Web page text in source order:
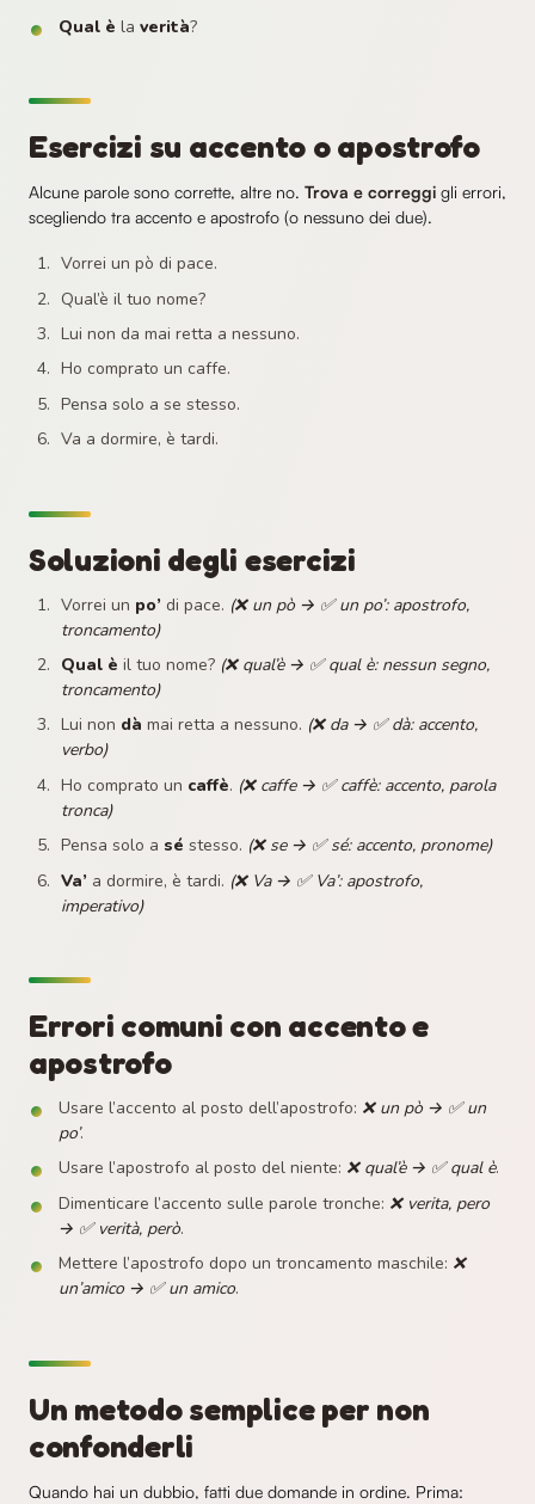
Qual è laverità?
Esercizi su accento o apostrofo
Alcune parole sono corrette, altre no. Trova e correggi gli errori,
scegliendo tra accento e apostrofo (o nessuno dei due).
Vorrei un pò di pace.
Qual’è il tuo nome?
Lui non da mai retta a nessuno.
Ho comprato un caffe.
Pensa solo a se stesso.
Va a dormire, è tardi.
Soluzioni degli esercizi
Vorrei un po’ di pace. (❌ un pò → ✅ un po’: apostrofo,
troncamento)
Qual è il tuo nome? (❌ qual’è → ✅ qual è: nessun segno,
troncamento)
Lui non dà mai retta a nessuno. (❌ da → ✅ dà: accento,
verbo)
Ho comprato un caffè. (❌ caffe → ✅ caffè: accento, parola
tronca)
Pensa solo a sé stesso. (❌ se → ✅ sé: accento, pronome)
Va’ a dormire, è tardi. (❌ Va → ✅ Va’: apostrofo,
imperativo)
Errori comuni con accento e
apostrofo
Usare l’accento al posto dell’apostrofo: ❌ un pò → ✅ un
po’.
Usare l’apostrofo al posto del niente: ❌ qual’è → ✅ qual è.
Dimenticare l’accento sulle parole tronche: ❌ verita, pero
→ ✅ verità, però.
Mettere l’apostrofo dopo un troncamento maschile: ❌
un’amico → ✅ un amico.
Un metodo semplice per non
confonderli
Quando hai un dubbio, fatti due domande in ordine. Prima: